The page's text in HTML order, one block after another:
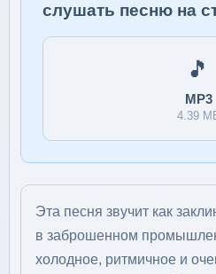
слушать песню на
🎵
MP3
4.39
Эта песня звучит как
в заброшенном
холодное, ритмичное и